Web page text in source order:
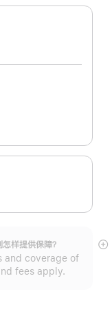
样提供保⁠障？
and coverage of
fees apply.
展